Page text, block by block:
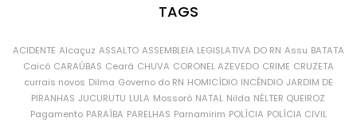
TAGS
ACIDENTE Alcaçuz ASSALTO ASSEMBLEIA LEGISLATIVA DO RN Assu BATATA
Caicó CARAÚBAS Ceará CHUVA CORONEL AZEVEDO CRIME CRUZETA
currais novos Dilma Governo do RN HOMICÍDIO INCÊNDIO JARDIM DE
PIRANHAS JUCURUTU LULA Mossoró NATAL Nilda NÉLTER QUEIROZ
Pagamento PARAÍBA PARELHAS Parnamirim POLÍCIA POLÍCIA CIVIL